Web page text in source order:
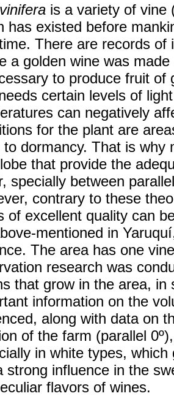
is a variety of vine
has existed before
There are records
a golden wine was
to produce fruit of
certain levels of
can negatively
for the plant are
to dormancy. That is why
that provide the
specially between
contrary to these
of excellent quality can
mentioned in
The area has one
research was
that grow in the area, in
information on the
along with data on
of the farm (parallel
in white types,
strong influence in the
flavors of wines.